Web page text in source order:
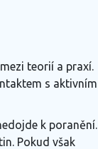
teorií a praxí.
s aktivním
k poranění.
Pokud však